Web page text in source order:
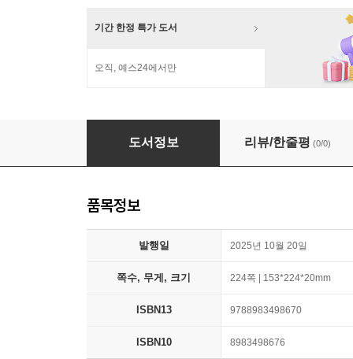
기간 한정 특가 도서
오직, 예스24에서만
그리스도교의 영성이란 무엇인가
도서정보 리뷰/한줄평 (0/0)
품목정보
발행일 2025년 10월 20일
쪽수, 무게, 크기 224쪽 | 153*224*20mm
ISBN13 9788983498670
ISBN10 8983498676